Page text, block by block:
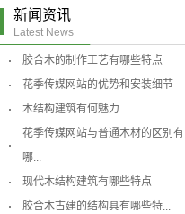
新闻资讯
Latest News
胶合木的制作工艺有哪些特点
花季传媒网站的优势和安装细节
木结构建筑有何魅力
花季传媒网站与普通木材的区别有
哪...
现代木结构建筑有哪些特点
胶合木古建的结构具有哪些特...